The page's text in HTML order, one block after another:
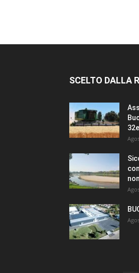
SCELTO DALLA